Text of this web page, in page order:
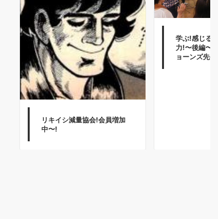
リキイシ減量協会!会員増加
中〜!
学ぶ!感じる!
力!〜後編〜
ョーンズ先